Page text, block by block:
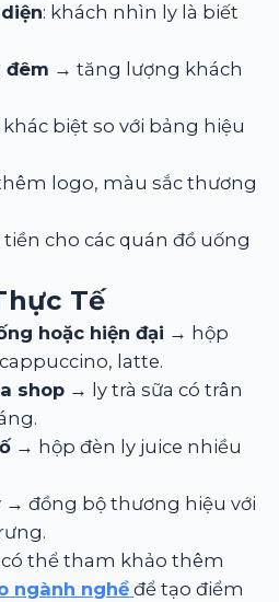
: khách nhìn ly là biết
đêm → tăng lượng khách
khác biệt so với bảng hiệu
logo, màu sắc thương
tiền cho các quán đồ uống
Tế
hoặc hiện đại → hộp
latte.
shop → ly trà sữa có trân
→ hộp đèn ly juice nhiều
→ đồng bộ thương hiệu với
có thể tham khảo thêm
ngành nghề để tạo điểm